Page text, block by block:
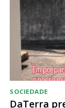
SOCIEDADE
DaTerra